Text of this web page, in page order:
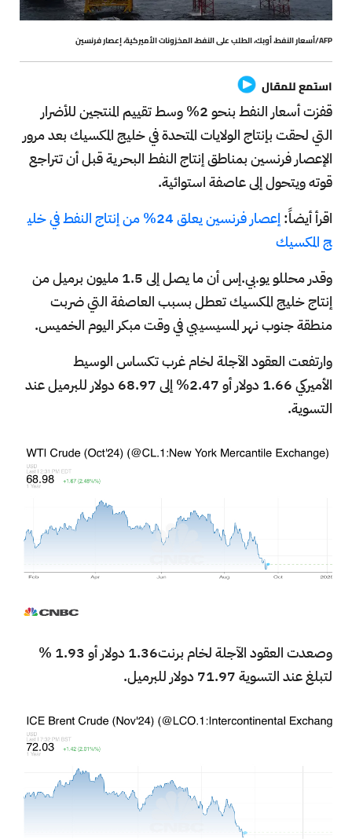
AFP/أسعار النفط، أوبك، الطلب على النفط، المخزونات الأميركية، إعصار فرنسين
استمع للمقال
قفزت أسعار النفط بنحو 2% وسط تقييم المنتجين للأضرار
التي لحقت بإنتاج الولايات المتحدة في خليج المكسيك بعد مرور
الإعصار فرنسين بمناطق إنتاج النفط البحرية قبل أن تتراجع
قوته ويتحول إلى عاصفة استوائية.
اقرأ أيضاً:
إعصار فرنسين يعلق 24% من إنتاج النفط في خلي
ج المكسيك
وقدر محللو يو.بي.إس أن ما يصل إلى 1.5 مليون برميل من
إنتاج خليج المكسيك تعطل بسبب العاصفة التي ضربت
منطقة جنوب نهر المسيسيبي في وقت مبكر اليوم الخميس.
وارتفعت العقود الآجلة لخام غرب تكساس الوسيط
الأميركي 1.66 دولار أو 2.47% إلى 68.97 دولار للبرميل عند
التسوية.
وصعدت العقود الآجلة لخام برنت1.36 دولار أو 1.93 %
لتبلغ عند التسوية 71.97 دولار للبرميل.